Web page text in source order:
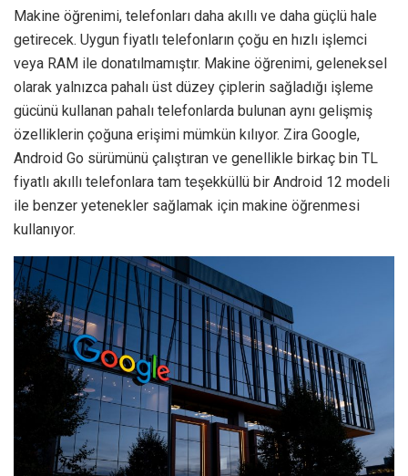
Makine öğrenimi, telefonları daha akıllı ve daha güçlü hale
getirecek. Uygun fiyatlı telefonların çoğu en hızlı işlemci
veya RAM ile donatılmamıştır. Makine öğrenimi, geleneksel
olarak yalnızca pahalı üst düzey çiplerin sağladığı işleme
gücünü kullanan pahalı telefonlarda bulunan aynı gelişmiş
özelliklerin çoğuna erişimi mümkün kılıyor. Zira Google,
Android Go sürümünü çalıştıran ve genellikle birkaç bin TL
fiyatlı akıllı telefonlara tam teşekküllü bir Android 12 modeli
ile benzer yetenekler sağlamak için makine öğrenmesi
kullanıyor.